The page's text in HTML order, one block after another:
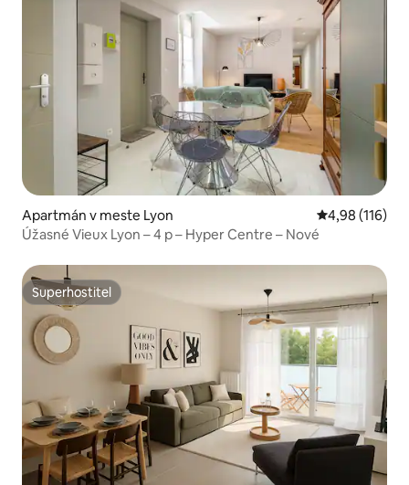
Apartmán v meste Lyon Priemerné
4,98 (116)
Úžasné Vieux Lyon – 4 p – Hyper Centre – Nové
Superhostiteľ
Superhostiteľ